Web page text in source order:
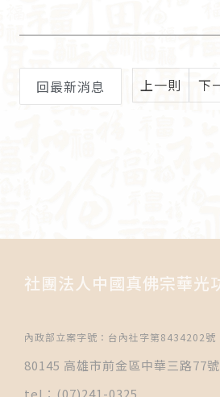
回最新消息 上一則 下
社團法人中國真佛宗華光
內政部立案字號：台內社字第8434202號
80145 高雄市前金區中華三路77
tel：(07)241-0325